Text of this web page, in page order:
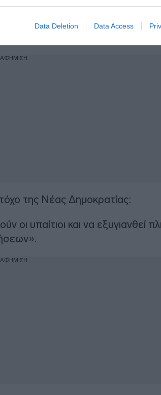
Data Deletion Data Access
και μικροκομματικά
το μέρος σου, δεν φοβάσαι
αναφέρει.
της Νέας Δημοκρατίας:
οι υπαίτιοι και να εξυγιανθεί